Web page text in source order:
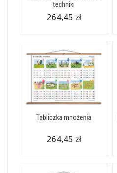
techniki
264,45 zł
Tabliczka mnożenia
264,45 zł